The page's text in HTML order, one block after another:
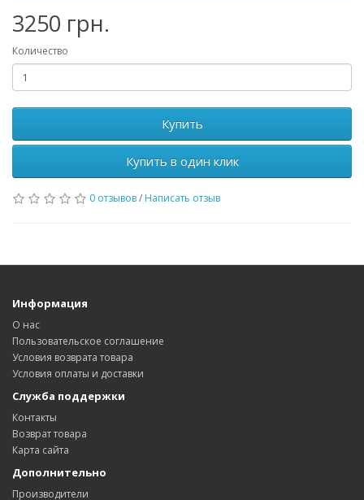
3250 грн.
Количество
Купить
Купить в один клик
0 отзывов/ Написать отзыв
Информация
О нас
Пользовательское соглашение
Условия возврата товара
Условия оплаты и доставки
Служба поддержки
Контакты
Возврат товара
Карта сайта
Дополнительно
Производители